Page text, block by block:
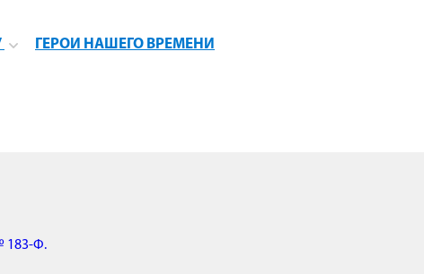
ГЕРОИ НАШЕГО ВРЕМЕНИ
183-Ф.